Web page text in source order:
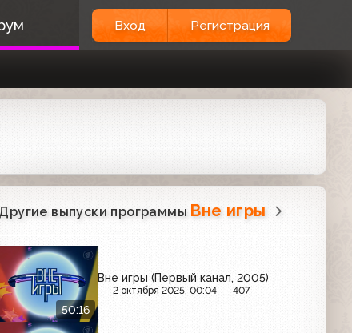
Вход Регистрация
Другие выпуски программы Вне игры
50:16
Вне игры (Первый канал, 2005)
2 октября 2025, 00:04 407